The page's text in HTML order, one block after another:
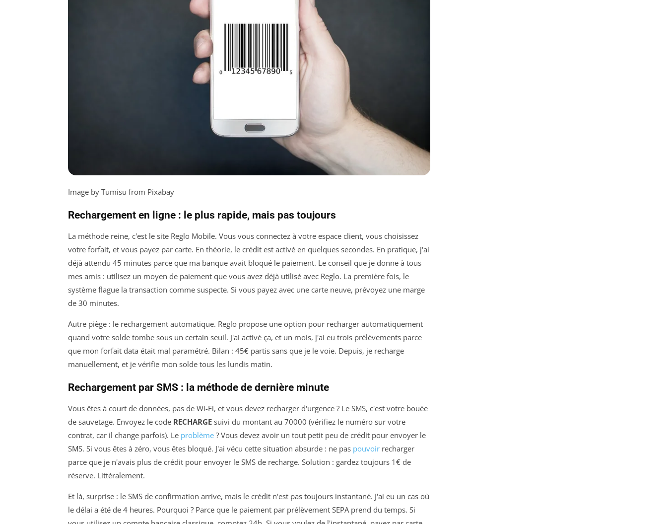
Image by Tumisu from Pixabay
Rechargement en ligne : le plus rapide, mais pas toujours
La méthode reine, c'est le site Reglo Mobile. Vous vous connectez à votre espace client, vous choisissez
votre forfait, et vous payez par carte. En théorie, le crédit est activé en quelques secondes. En pratique, j'ai
déjà attendu 45 minutes parce que ma banque avait bloqué le paiement. Le conseil que je donne à tous
mes amis : utilisez un moyen de paiement que vous avez déjà utilisé avec Reglo. La première fois, le
système flague la transaction comme suspecte. Si vous payez avec une carte neuve, prévoyez une marge
de 30 minutes.
Autre piège : le rechargement automatique. Reglo propose une option pour recharger automatiquement
quand votre solde tombe sous un certain seuil. J'ai activé ça, et un mois, j'ai eu trois prélèvements parce
que mon forfait data était mal paramétré. Bilan : 45€ partis sans que je le voie. Depuis, je recharge
manuellement, et je vérifie mon solde tous les lundis matin.
Rechargement par SMS : la méthode de dernière minute
Vous êtes à court de données, pas de Wi-Fi, et vous devez recharger d'urgence ? Le SMS, c'est votre bouée
de sauvetage. Envoyez le code RECHARGE suivi du montant au 70000 (vérifiez le numéro sur votre
contrat, car il change parfois). Le problème ? Vous devez avoir un tout petit peu de crédit pour envoyer le
SMS. Si vous êtes à zéro, vous êtes bloqué. J'ai vécu cette situation absurde : ne pas pouvoir recharger
parce que je n'avais plus de crédit pour envoyer le SMS de recharge. Solution : gardez toujours 1€ de
réserve. Littéralement.
Et là, surprise : le SMS de confirmation arrive, mais le crédit n'est pas toujours instantané. J'ai eu un cas où
le délai a été de 4 heures. Pourquoi ? Parce que le paiement par prélèvement SEPA prend du temps. Si